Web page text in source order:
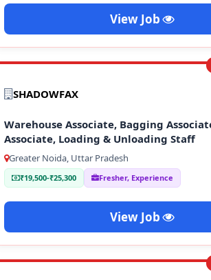
View Job
SHADOWFAX
Warehouse Associate, Bagging
Associate, Loading & Unloading Staff
Greater Noida, Uttar Pradesh
₹19,500-₹25,300 Fresher, Experience
View Job